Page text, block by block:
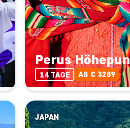
Perus
14 TAGE AB € 3289
JAPAN